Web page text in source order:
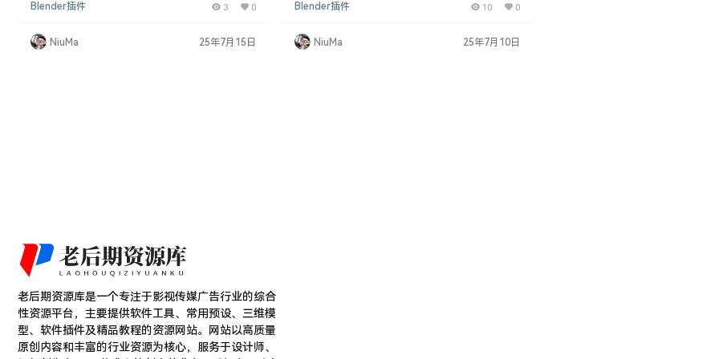
工具，它为绑定师和动画师提供了便利。本文将介绍
以及如何利用该插件提升工作效率。 X-Pose Picker
V4.0简介 X-Pose Picker被设计为一款通用的工具，
Blender插件 3 0
NiuMa 25年7月15日
支持的软件内选择和控制物体的方式，就像在专业工
以往更轻松、更快速地创建布局并控制角色。该插件
使您可以专注于设计、创意，并显著加快工作流程，
Blender插件 10 0
NiuMa 25年7月10日
老后期资源库是一个专注于影视传媒广告行业的综合
性资源平台，主要提供软件工具、常用预设、三维模
型、软件插件及精品教程的资源网站。网站以高质量
原创内容和丰富的行业资源为核心，服务于设计师、